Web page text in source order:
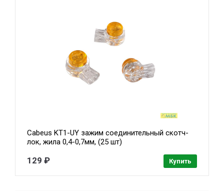
Cabeus KT1-UY зажим соединительный скотч-
лок, жила 0,4-0,7мм, (25 шт)
129 ₽ Купить